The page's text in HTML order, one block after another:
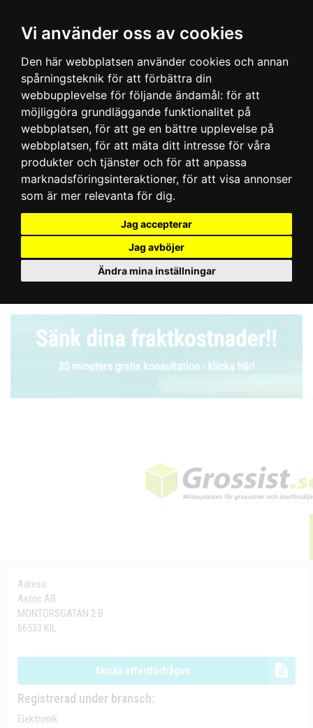
Vi använder oss av cookies
Den här webbplatsen använder cookies och annan
spårningsteknik för att förbättra din
webbupplevelse för följande ändamål: för att
möjliggöra grundläggande funktionalitet på
webbplatsen, för att ge en bättre upplevelse på
webbplatsen, för att mäta ditt intresse för våra
produkter och tjänster och för att anpassa
marknadsföringsinteraktioner, för att visa annonser
som är mer relevanta för dig.
Jag accepterar
Jag avböjer
Ändra mina inställningar
Adress:
Astric AB
MONTÖRSGATAN 2 B
66533 KIL
Skicka offertförfrågan
Registrerad under bransch:
Elektronik